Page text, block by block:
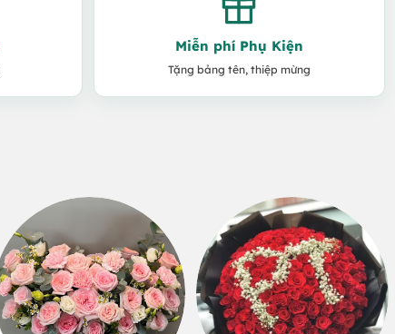
Miễn phí Phụ Kiện
Tặng bảng tên, thiệp mừng